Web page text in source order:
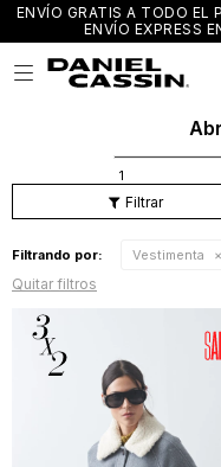
ENVÍO GRATIS A TODO EL
ENVÍO EXPRESS

Filtrando por: Vestimenta
Quitar filtros